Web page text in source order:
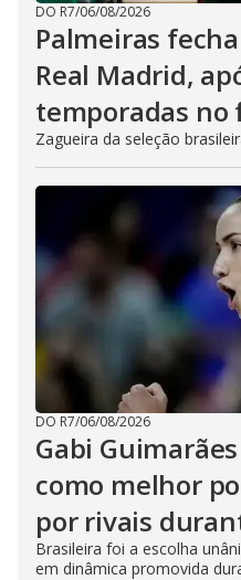
DO R7/06/08/2026
Palmeiras
Real Madrid,
temporadas no
Zagueira da seleção
DO R7/06/08/2026
Gabi
como melhor
por rivais
Brasileira foi a escolha
em dinâmica promovida